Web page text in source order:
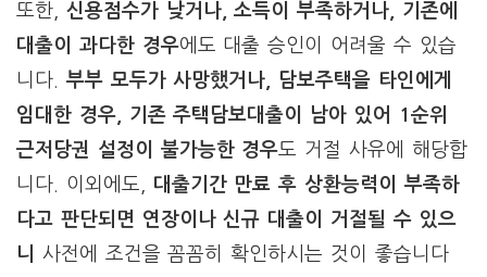
또한, 신용점수가 낮거나, 소득이 부족하거나, 기존에
대출이 과다한 경우에도 대출 승인이 어려울 수 있습
니다. 부부 모두가 사망했거나, 담보주택을 타인에게
임대한 경우, 기존 주택담보대출이 남아 있어 1순위
근저당권 설정이 불가능한 경우도 거절 사유에 해당합
니다. 이외에도, 대출기간 만료 후 상환능력이 부족하
다고 판단되면 연장이나 신규 대출이 거절될 수 있으
니
사전에 조건을 꼼꼼히 확인하시는 것이 좋습니다